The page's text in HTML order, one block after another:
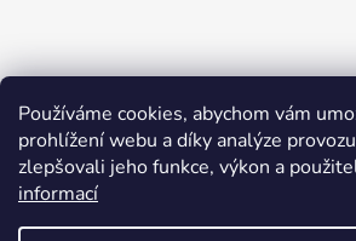
Používáme cookies, abychom vám
prohlížení webu a díky analýze
zlepšovali jeho funkce, výkon a
informací
MALL.CZ